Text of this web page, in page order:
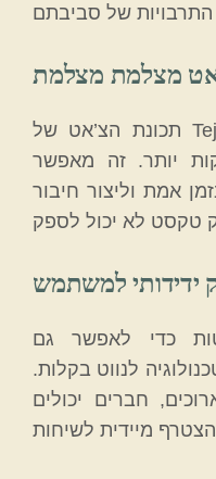
מצלמת מצלמת
תכונת הצ’אט של Tejcam cam-to-cam מאפשרת
יותר. זה מאפשר
אמת וליצור חיבור
ידידותי למשתמש
כדי לאפשר גם
לנווט בקלות.
חברים יכולים